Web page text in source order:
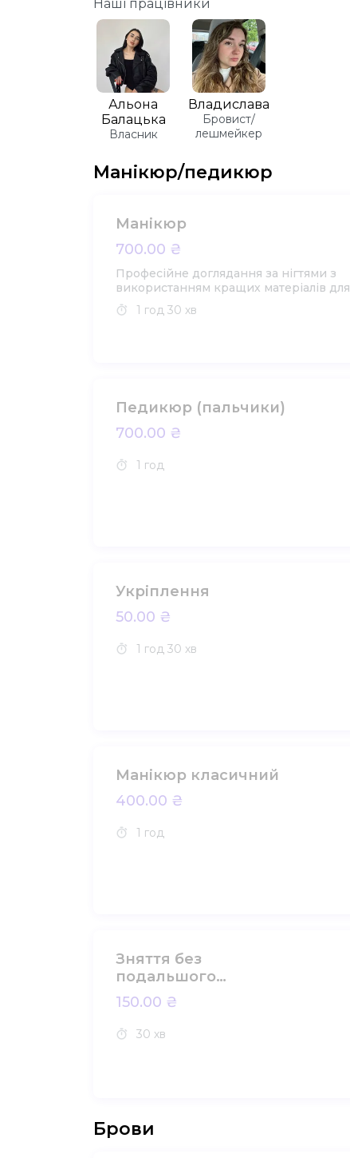
Наші працівники
Альона
Балацька
Власник
Владислава
Бровист/
лешмейкер
Манікюр/педикюр
Манікюр
700.00 ₴
Професійне доглядання за нігтями з
використанням кращих матеріалів для
вашої краси.
1 год 30 хв
Педикюр (пальчики)
700.00 ₴
1 год
Укріплення
50.00 ₴
1 год 30 хв
Манікюр класичний
400.00 ₴
1 год
Зняття без
подальшого
покриття
150.00 ₴
30 хв
Брови